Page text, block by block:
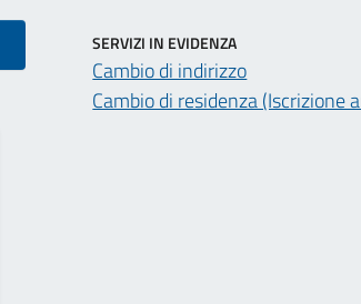
SERVIZI IN EVIDENZA
Cambio di indirizzo
Cambio di residenza (Iscrizione